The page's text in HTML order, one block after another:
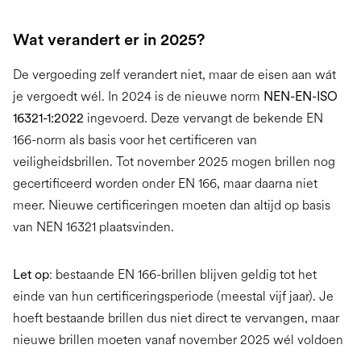
Wat verandert er in 2025?
De vergoeding zelf verandert niet, maar de eisen aan wát
je vergoedt wél. In 2024 is de nieuwe norm NEN-EN-ISO
16321-1:2022 ingevoerd. Deze vervangt de bekende EN
166-norm als basis voor het certificeren van
veiligheidsbrillen. Tot november 2025 mogen brillen nog
gecertificeerd worden onder EN 166, maar daarna niet
meer. Nieuwe certificeringen moeten dan altijd op basis
van NEN 16321 plaatsvinden.
Let op: bestaande EN 166-brillen blijven geldig tot het
einde van hun certificeringsperiode (meestal vijf jaar). Je
hoeft bestaande brillen dus niet direct te vervangen, maar
nieuwe brillen moeten vanaf november 2025 wél voldoen